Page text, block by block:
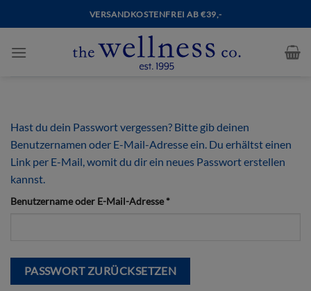
VERSANDKOSTENFREI AB €39,-
Hast du dein Passwort vergessen? Bitte gib deinen
Benutzernamen oder E-Mail-Adresse ein. Du erhältst einen
Link per E-Mail, womit du dir ein neues Passwort erstellen
kannst.
Benutzername oder E-Mail-Adresse*Erforderlich
PASSWORT ZURÜCKSETZEN